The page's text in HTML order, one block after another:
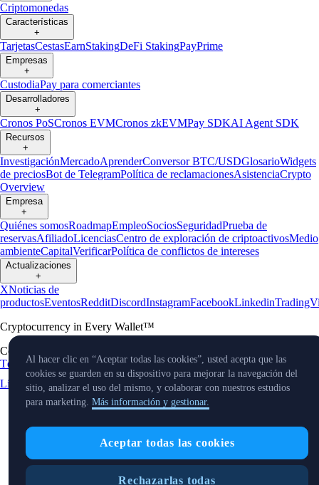
Criptomonedas
Características
+
TarjetasCestasEarnStakingDeFi StakingPayPrime
Empresas
+
CustodiaPay para comerciantes
Desarrolladores
+
Cronos PoSCronos EVMCronos zkEVMPay SDKAI Agent SDK
Recursos
+
InvestigaciónMercadoAprenderConversor BTC/USDGlosarioWidgets
de preciosBot de TelegramPolítica de reclamacionesAsistenciaCrypto
Overview
Empresa
+
Quiénes somosRoadmapEmpleoSociosSeguridadPrueba de
reservasAfiliadoLicenciasCentro de exploración de criptoactivosMedio
ambienteCapitalVerificarPolítica de conflictos de intereses
Actualizaciones
+
XNoticias de
productosEventosRedditDiscordInstagramFacebookLinkedin
Cryptocurrency in Every Wallet™
Copyright © 2024 - 2026 Crypto.com. Todos los derechos reservados.
Términos y condiciones para el EEE aviso de privacidadFees &
LimitsEstado Preferencias de cookies
Al hacer clic en “Aceptar todas las cookies”, usted acepta que las
cookies se guarden en su dispositivo para mejorar la navegación del
sitio, analizar el uso del mismo, y colaborar con nuestros estudios
para marketing. Más información y gestionar.
Aceptar todas las cookies
Rechazarlas todas